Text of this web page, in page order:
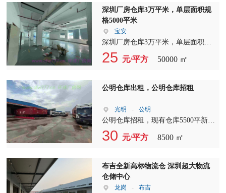
35米；B栋一楼2500平，长80米，宽
32米；C栋二楼4200平，长120米，宽
35米，超大空地，带卸货平台，电梯
三吨，园区配套食堂，网球场，篮球
情欢迎来电咨询。 交通状况 交通便
明。 周边情况 周边配套齐全,生活方
深圳厂房仓库3万平米，单层面积规
格5000平米
宝安
深圳厂房仓库3万平米，单层面积规
格5000平米，6800平米，可分租1500
平米起，带标准卸货平台，丙二类消
大，近高速出口5分钟，位置好，周
25 元/平方 50000 ㎡
公明仓库出租，公明仓库招租
光明 - 公明
公明仓库招租，现有仓库5500平新空
出招租，全新地坪漆，带水电，带四
间办公室，厨房，仓库，齐全，可拎
30 元/平方 8500 ㎡
布吉全新高标物流仓 深圳超大物流
仓储中心
龙岗 - 布吉